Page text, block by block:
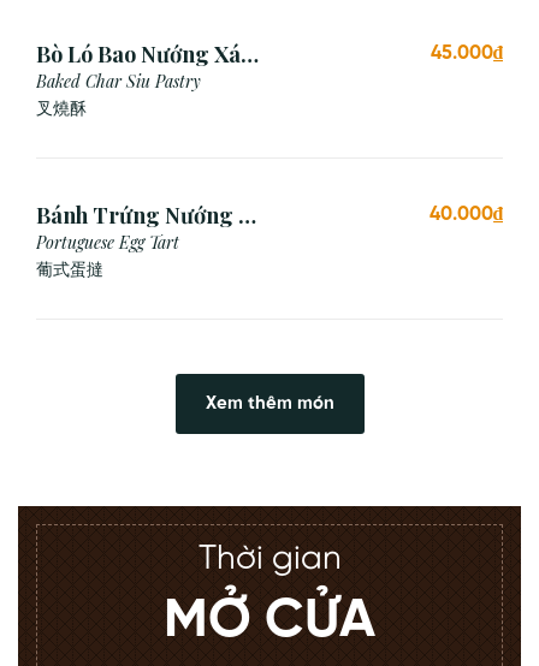
Bò Ló Bao Nướng Xá
Xíu (1 Cái)
Baked Char Siu Pastry
叉燒酥
45.000₫
Bánh Trứng Nướng Bồ
Đào Nha (2 Cái)
Portuguese Egg Tart
葡式蛋撻
40.000₫
Xem thêm món
Thời gian
MỞ CỬA